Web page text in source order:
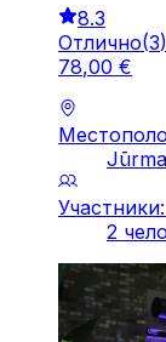
8.3
Отлично(3)
78,00 €
2